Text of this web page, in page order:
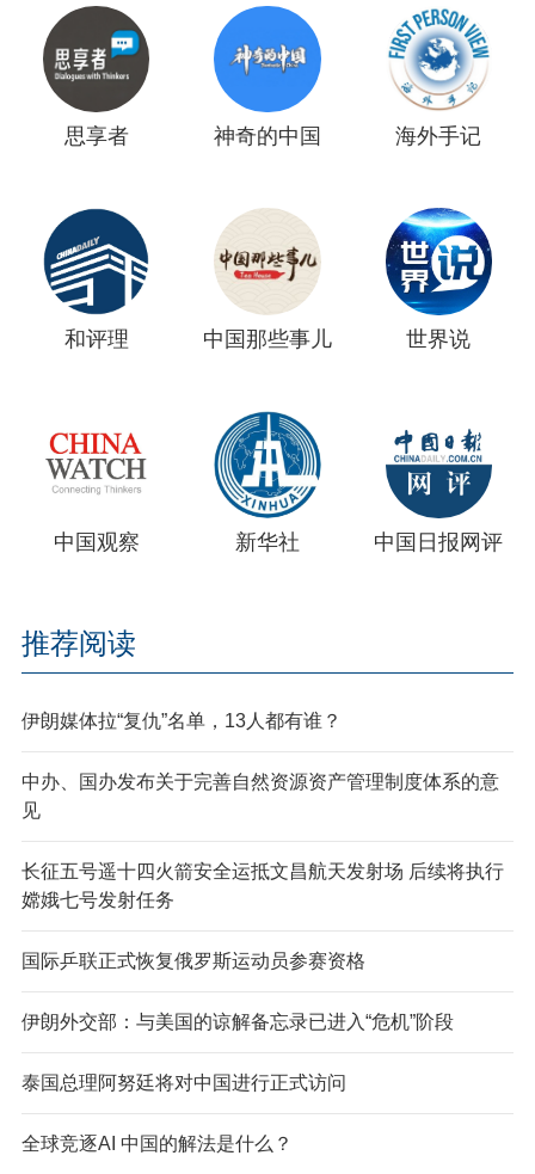
思享者 神奇的中国 海外手记
和评理 中国那些事儿 世界说
中国观察 新华社 中国日报网评
推荐阅读
伊朗媒体拉“复仇”名单，13人都有谁？
中办、国办发布关于完善自然资源资产管理制度体系的意
见
长征五号遥十四火箭安全运抵文昌航天发射场 后续将执行
嫦娥七号发射任务
国际乒联正式恢复俄罗斯运动员参赛资格
伊朗外交部：与美国的谅解备忘录已进入“危机”阶段
泰国总理阿努廷将对中国进行正式访问
全球竞逐AI 中国的解法是什么？